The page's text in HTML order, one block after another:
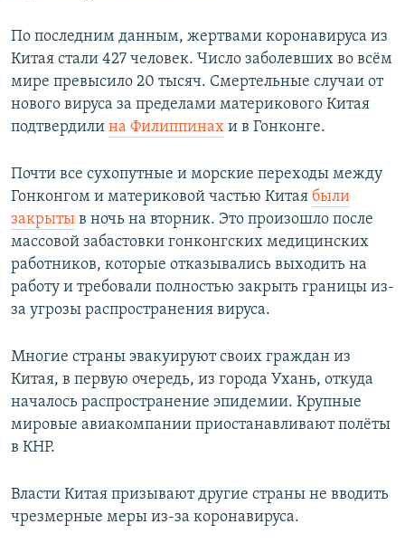
По последним данным, жертвами коронавируса из
Китая стали 427 человек. Число заболевших во всём
мире превысило 20 тысяч. Смертельные случаи от
нового вируса за пределами материкового Китая
подтвердили на Филиппинах и в Гонконге.
Почти все сухопутные и морские переходы между
Гонконгом и материковой частью Китая были
закрыты в ночь на вторник. Это произошло после
массовой забастовки гонконгских медицинских
работников, которые отказывались выходить на
работу и требовали полностью закрыть границы из-
за угрозы распространения вируса.
Многие страны эвакуируют своих граждан из
Китая, в первую очередь, из города Ухань, откуда
началось распространение эпидемии. Крупные
мировые авиакомпании приостанавливают полёты
в КНР.
Власти Китая призывают другие страны не вводить
чрезмерные меры из-за коронавируса.